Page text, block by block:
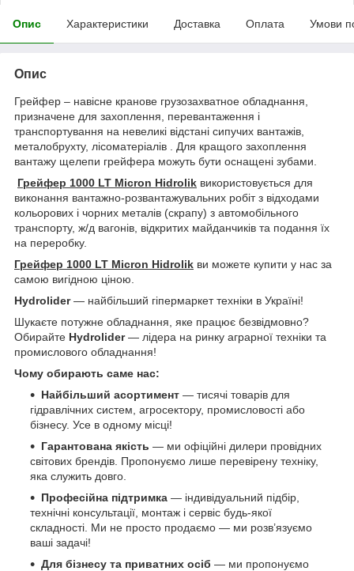
Опис Характеристики Доставка Оплата Умови
Опис
Грейфер – навісне кранове грузозахватное обладнання,
призначене для захоплення, перевантаження і
транспортування на невеликі відстані сипучих вантажів,
металобрухту, лісоматеріалів . Для кращого захоплення
вантажу щелепи грейфера можуть бути оснащені зубами.
Грейфер 1000 LT Micron Hidrolik використовується для
виконання вантажно-розвантажувальних робіт з відходами
кольорових і чорних металів (скрапу) з автомобільного
транспорту, ж/д вагонів, відкритих майданчиків та подання їх
на переробку.
Грейфер 1000 LT Micron Hidrolik ви можете купити у нас за
самою вигідною ціною.
Hydrolider— найбільший гіпермаркет техніки в Україні!
Шукаєте потужне обладнання, яке працює безвідмовно?
Обирайте Hydrolider— лідера на ринку аграрної техніки та
промислового обладнання!
Чому обирають саме нас:
Найбільший асортимент — тисячі товарів для
гідравлічних систем, агросектору, промисловості або
бізнесу. Усе в одному місці!
Гарантована якість — ми офіційні дилери провідних
світових брендів. Пропонуємо лише перевірену техніку,
яка служить довго.
Професійна підтримка — індивідуальний підбір,
технічні консультації, монтаж і сервіс будь-якої
складності. Ми не просто продаємо — ми розв’язуємо
ваші задачі!
Для бізнесу та приватних осіб — ми пропонуємо